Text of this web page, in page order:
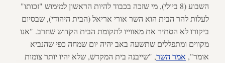
השבוע (8 ביולי), מי שזכה בכבוד להיות הראשון למימוש "זכותו"
לעלות להר הבית הוא השר אורי אריאל (הבית היהודי), שבסיום
ביקורו לא הסתיר את מאווייו לתקומת הבית הקדוש שחרב. "אנו
מקווים ומתפללים שתשעה באב יהיה יום שמחה כפי שהנביא
אומר", אמר השר, "שייבנה בית המקדש, שלא יהיו יותר צומות